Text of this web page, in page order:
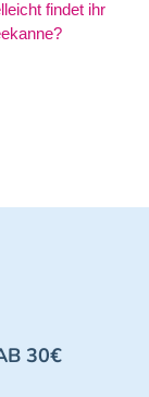
findet ihr
30€